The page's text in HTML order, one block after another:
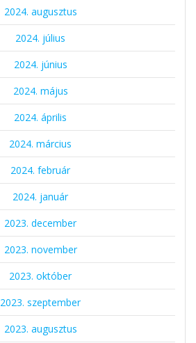
2024. augusztus
2024. július
2024. június
2024. május
2024. április
2024. március
2024. február
2024. január
2023. december
2023. november
2023. október
2023. szeptember
2023. augusztus